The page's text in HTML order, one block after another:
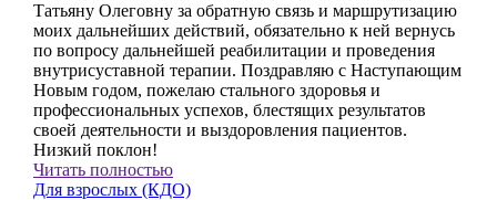
Татьяну Олеговну за обратную связь и маршрутизацию
моих дальнейших действий, обязательно к ней вернусь
по вопросу дальнейшей реабилитации и проведения
внутрисуставной терапии. Поздравляю с Наступающим
Новым годом, пожелаю стального здоровья и
профессиональных успехов, блестящих результатов
своей деятельности и выздоровления пациентов.
Низкий поклон!
Читать полностью
Для взрослых (КДО)